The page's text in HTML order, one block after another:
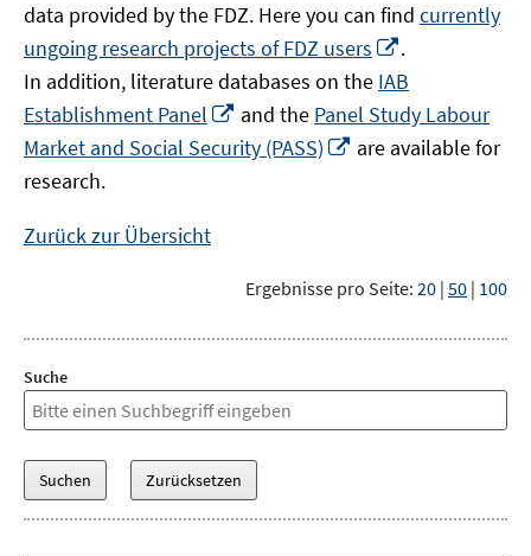
data provided by the FDZ. Here you can find currently
ungoing research projects of FDZ users
neuem
Fenster
öffnen
.
In addition, literature databases on the IAB
Establishment Panel
In
neuem
Fenster
and the Panel Study Labour
Market and Social Security (PASS)
In
are available for
research.
Zurück zur Übersicht
Ergebnisse pro Seite: 20 | 50 | 100
Suche